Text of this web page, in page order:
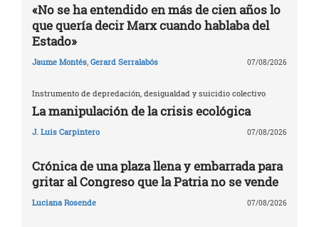
«No se ha entendido en más de cien años lo
que quería decir Marx cuando hablaba del
Estado»
Jaume Montés, Gerard Serralabós 07/08/2026
Instrumento de depredación, desigualdad y suicidio colectivo
La manipulación de la crisis ecológica
J. Luis Carpintero 07/08/2026
Crónica de una plaza llena y embarrada para
gritar al Congreso que la Patria no se vende
Luciana Rosende 07/08/2026